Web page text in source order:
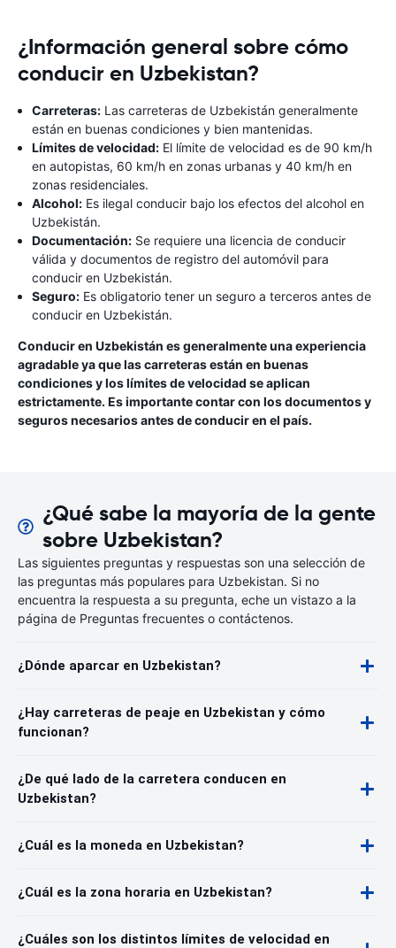
¿Información general sobre cómo
conducir en Uzbekistan?
Carreteras: Las carreteras de Uzbekistán generalmente
están en buenas condiciones y bien mantenidas.
Límites de velocidad: El límite de velocidad es de 90 km/h
en autopistas, 60 km/h en zonas urbanas y 40 km/h en
zonas residenciales.
Alcohol: Es ilegal conducir bajo los efectos del alcohol en
Uzbekistán.
Documentación: Se requiere una licencia de conducir
válida y documentos de registro del automóvil para
conducir en Uzbekistán.
Seguro: Es obligatorio tener un seguro a terceros antes de
conducir en Uzbekistán.
Conducir en Uzbekistán es generalmente una experiencia
agradable ya que las carreteras están en buenas
condiciones y los límites de velocidad se aplican
estrictamente. Es importante contar con los documentos y
seguros necesarios antes de conducir en el país.
¿Qué sabe la mayoría de la gente
sobre Uzbekistan?
Las siguientes preguntas y respuestas son una selección de
las preguntas más populares para Uzbekistan. Si no
encuentra la respuesta a su pregunta, eche un vistazo a la
página de Preguntas frecuentes o contáctenos.
¿Dónde aparcar en Uzbekistan?
¿Hay carreteras de peaje en Uzbekistan y cómo
funcionan?
¿De qué lado de la carretera conducen en
Uzbekistan?
¿Cuál es la moneda en Uzbekistan?
¿Cuál es la zona horaria en Uzbekistan?
¿Cuáles son los distintos límites de velocidad en